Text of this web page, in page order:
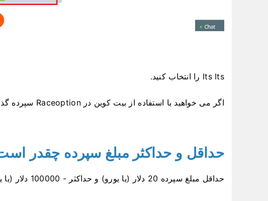
Its Its را انتخاب کنید.
اگر می خواهید با استفاده از بیت کوین در Raceoption سپرده گذاری کنید، لطفا ویدیو زیر را ببینید:
حداقل و حداکثر مبلغ سپرده چقدر
حداقل مبلغ سپرده 20 دلار (یا یورو) و حداکثر - 100000 دلار (یا یورو) است.